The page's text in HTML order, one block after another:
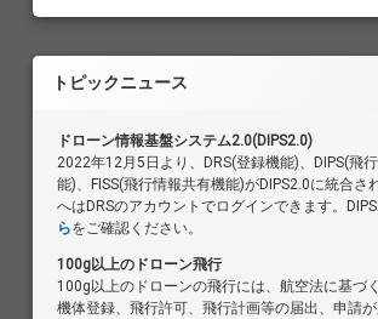
ー
シ
ョ
ン
トピックニュース
ドローン情報基盤システム2.0(DIPS2.0)
2022年12月5日より、DRS(登録機能)、DIPS(飛
能)、FISS(飛行情報共有機能)がDIPS2.0に統合さ
へはDRSのアカウントでログインできます。
らをご確認ください。
100g以上のドローン飛行
100g以上のドローンの飛行には、航空法に基づ
機体登録、飛行許可、飛行計画等の届出、申請